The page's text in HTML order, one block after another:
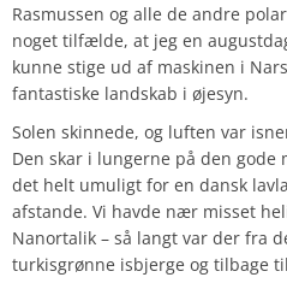
Rasmussen og alle de andre
noget tilfælde, at jeg en
kunne stige ud af maskinen i
fantastiske landskab i øjesyn.
Solen skinnede, og luften var
Den skar i lungerne på den gode
det helt umuligt for en dansk
afstande. Vi havde nær misset
Nanortalik – så langt var der fra
turkisgrønne isbjerge og tilbage